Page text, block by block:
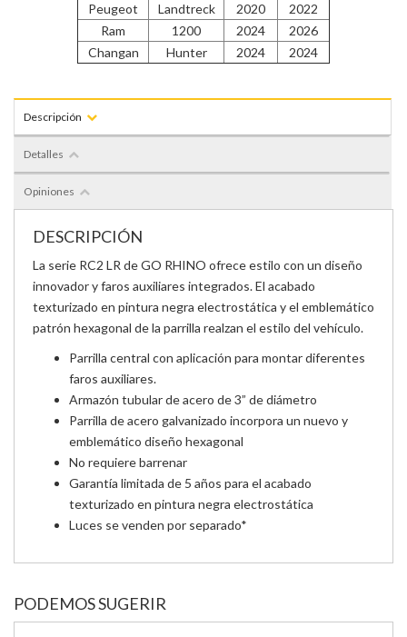
Peugeot Landtreck 2020
2022
Ram
1200 2024
2026
Changan
Hunter 2024 2024
Descripción
Detalles
Opiniones
DESCRIPCIÓN
La serie RC2 LR de GO RHINO ofrece estilo con un diseño
innovador y faros auxiliares integrados. El acabado
texturizado en pintura negra electrostática y el emblemático
patrón hexagonal de la parrilla realzan el estilo del vehículo.
Parrilla central con aplicación para montar diferentes
faros auxiliares.
Armazón tubular de acero de 3” de diámetro
Parrilla de acero galvanizado incorpora un nuevo y
emblemático diseño hexagonal
No requiere barrenar
Garantía limitada de 5 años para el acabado
texturizado en pintura negra electrostática
Luces se venden por separado*
PODEMOS SUGERIR